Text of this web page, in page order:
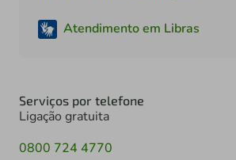
Atendimento em Libras
Serviços por telefone
Ligação gratuita
0800 724 4770